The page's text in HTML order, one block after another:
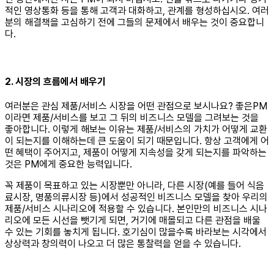
적인 영상통화 등을 통해 고객과 대화하고, 관계를 형성하십시오. 여러
분의 해결책을 고심하기 전에 그들의 문제에서 배우는 것이 중요합니
다.
2. 시장의 흐름에서 배우기
여러분은 관심 제품/서비스 시장을 어떤 관점으로 보시나요? 좋은PM
이라면 제품/서비스를 보고 그 뒤의 비즈니스 모델을 그려보는 것을
좋아합니다. 이렇게 해보는 이유는 제품/서비스의 가치가 어떻게 교환
이 되는지를 이해하는데 큰 도움이 되기 때문입니다. 항상 고객에게 어
떤 혜택이 주어지고, 제품이 어떻게 지속성을 갖게 되는지를 파악하는
것은 PM에게 중요한 능력입니다.
꼭 제품이 목표하고 있는 시장뿐만 아니라, 다른 시장(예를 들어 식음
료시장, 명품의류시장 등)에서 성공적인 비즈니스 모델을 찾아 우리의
제품/서비스 시나리오에 적용할 수 있습니다. 본인만의 비즈니스 시나
리오에 모든 시선을 뺏기게 되면, 거기에 매몰되고 다른 관점을 배울
수 있는 기회를 놓치게 됩니다. 호기심이 많을수록 바라보는 시각에서
상상력과 창의력이 나오고 더 많은 통찰력을 얻을 수 있습니다.